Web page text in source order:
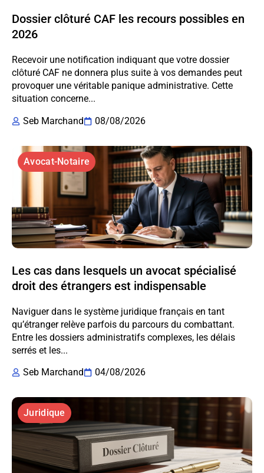
Dossier clôturé CAF les recours possibles en
2026
Recevoir une notification indiquant que votre dossier
clôturé CAF ne donnera plus suite à vos demandes peut
provoquer une véritable panique administrative. Cette
situation concerne...
Seb Marchand
08/08/2026
Avocat-Notaire
Les cas dans lesquels un avocat spécialisé
droit des étrangers est indispensable
Naviguer dans le système juridique français en tant
qu’étranger relève parfois du parcours du combattant.
Entre les dossiers administratifs complexes, les délais
serrés et les...
Seb Marchand
04/08/2026
Juridique